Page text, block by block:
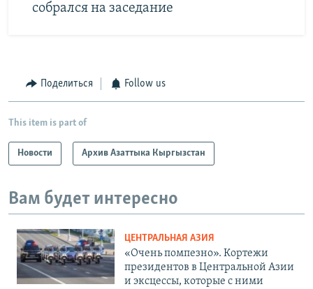
собрался на заседание
Поделиться Follow us
This item is part of
Новости Архив Азаттыка Кыргызстан
Вам будет интересно
ЦЕНТРАЛЬНАЯ АЗИЯ
«Очень помпезно». Кортежи
президентов в Центральной Азии
и эксцессы, которые с ними